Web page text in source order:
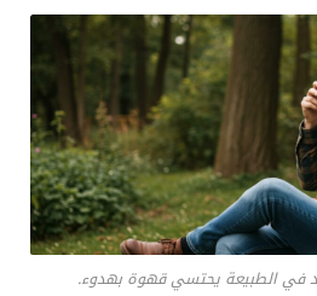
الطبيعة يحتسي قهوة بهدوء.